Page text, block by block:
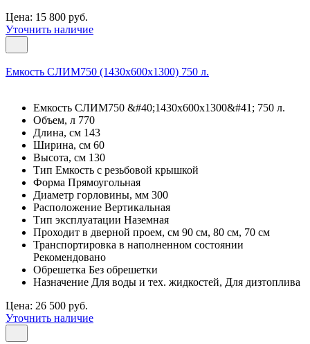
Цена: 15 800 руб.
Уточнить наличие
Емкость СЛИМ750 (1430х600х1300) 750 л.
Емкость СЛИМ750 &#40;1430х600х1300&#41; 750 л.
Объем, л 770
Длина, см 143
Ширина, см 60
Высота, см 130
Тип Емкость с резьбовой крышкой
Форма Прямоугольная
Диаметр горловины, мм 300
Расположение Вертикальная
Тип эксплуатации Наземная
Проходит в дверной проем, см 90 см, 80 см, 70 см
Транспортировка в наполненном состоянии
Рекомендовано
Обрешетка Без обрешетки
Назначение Для воды и тех. жидкостей, Для дизтоплива
Цена: 26 500 руб.
Уточнить наличие